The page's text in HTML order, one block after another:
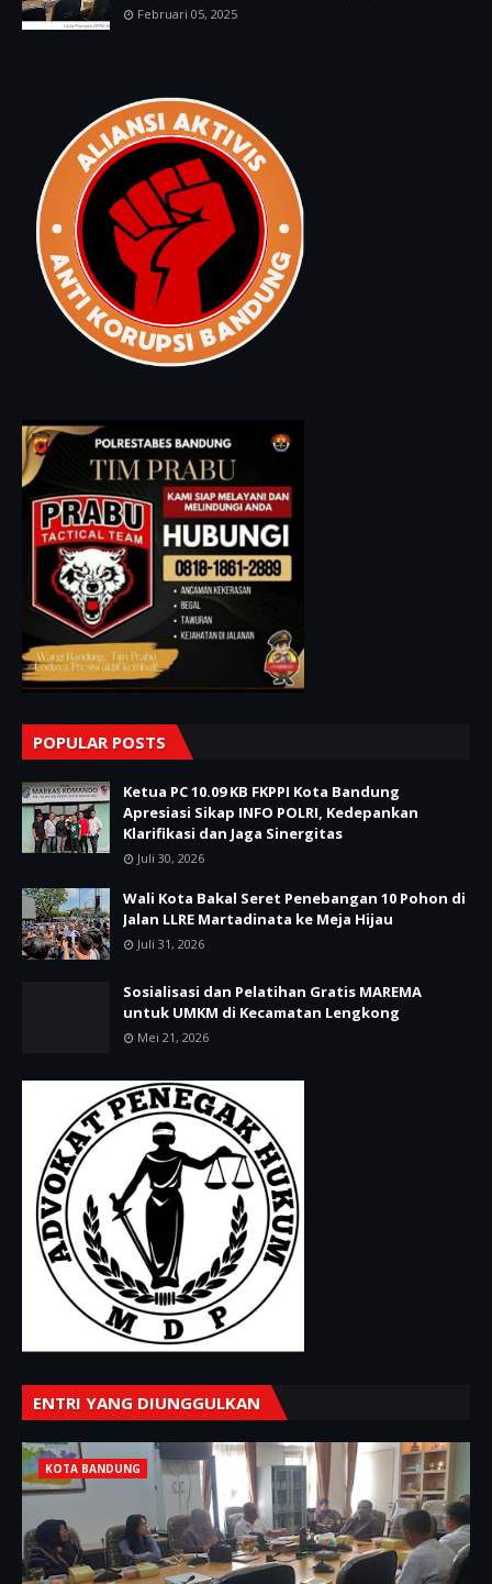
Februari 05, 2025
POPULAR POSTS
Ketua PC 10.09 KB FKPPI Kota Bandung
Apresiasi Sikap INFO POLRI, Kedepankan
Klarifikasi dan Jaga Sinergitas
Juli 30, 2026
Wali Kota Bakal Seret Penebangan 10 Pohon di
Jalan LLRE Martadinata ke Meja Hijau
Juli 31, 2026
Sosialisasi dan Pelatihan Gratis MAREMA
untuk UMKM di Kecamatan Lengkong
Mei 21, 2026
ENTRI YANG DIUNGGULKAN
KOTA BANDUNG